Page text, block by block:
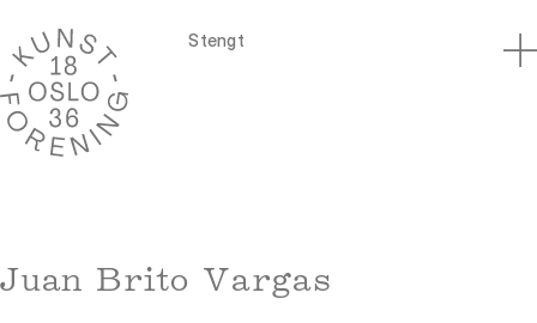
Stengt
Juan Brito Vargas